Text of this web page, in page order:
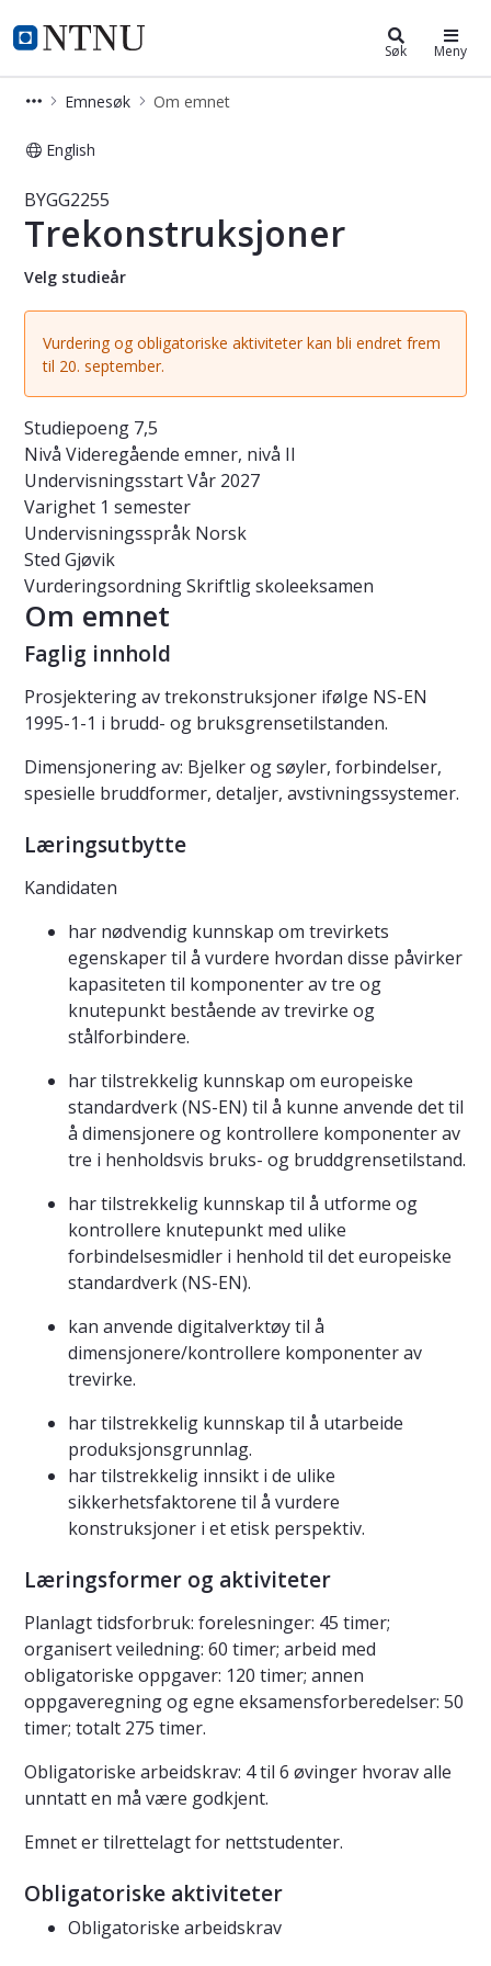
NTNU Hjemmeside
Studier Søk Meny
Emnesøk Om emnet
English
Emne - Trekonstruksjoner -
BYGG2255
Trekonstruksjoner
Velg studieår
Vurdering og obligatoriske aktiviteter kan bli endret frem
til 20. september.
Studiepoeng 7,5
Nivå Videregående emner, nivå II
UndervisningsstartVår 2027
Varighet 1 semester
Undervisningsspråk Norsk
Sted Gjøvik
VurderingsordningSkriftlig skoleeksamen
Om emnet
Faglig innhold
Prosjektering av trekonstruksjoner ifølge NS-EN
1995-1-1 i brudd- og bruksgrensetilstanden.
Dimensjonering av: Bjelker og søyler, forbindelser,
spesielle bruddformer, detaljer, avstivningssystemer.
Læringsutbytte
Kandidaten
har nødvendig kunnskap om trevirkets
egenskaper til å vurdere hvordan disse påvirker
kapasiteten til komponenter av tre og
knutepunkt bestående av trevirke og
stålforbindere.
har tilstrekkelig kunnskap om europeiske
standardverk (NS-EN) til å kunne anvende det til
å dimensjonere og kontrollere komponenter av
tre i henholdsvis bruks- og bruddgrensetilstand.
har tilstrekkelig kunnskap til å utforme og
kontrollere knutepunkt med ulike
forbindelsesmidler i henhold til det europeiske
standardverk (NS-EN).
kan anvende digitalverktøy til å
dimensjonere/kontrollere komponenter av
trevirke.
har tilstrekkelig kunnskap til å utarbeide
produksjonsgrunnlag.
har tilstrekkelig innsikt i de ulike
sikkerhetsfaktorene til å vurdere
konstruksjoner i et etisk perspektiv.
Læringsformer og aktiviteter
Planlagt tidsforbruk: forelesninger: 45 timer;
organisert veiledning: 60 timer; arbeid med
obligatoriske oppgaver: 120 timer; annen
oppgaveregning og egne eksamensforberedelser: 50
timer; totalt 275 timer.
Obligatoriske arbeidskrav: 4 til 6 øvinger hvorav alle
unntatt en må være godkjent.
Emnet er tilrettelagt for nettstudenter.
Obligatoriske aktiviteter
Obligatoriske arbeidskrav